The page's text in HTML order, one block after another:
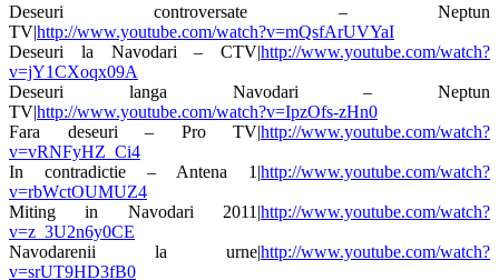
Deseuri controversate – Neptun
TV|http://www.youtube.com/watch?v=mQsfArUVYaI
Deseuri la Navodari – CTV|http://www.youtube.com/watch?
v=jY1CXoqx09A
Deseuri langa Navodari – Neptun
TV|http://www.youtube.com/watch?v=IpzOfs-zHn0
Fara deseuri – Pro TV|http://www.youtube.com/watch?
v=vRNFyHZ_Ci4
In contradictie – Antena 1|http://www.youtube.com/watch?
v=rbWctOUMUZ4
Miting in Navodari 2011|http://www.youtube.com/watch?
v=z_3U2n6y0CE
Navodarenii la urne|http://www.youtube.com/watch?
v=srUT9HD3fB0